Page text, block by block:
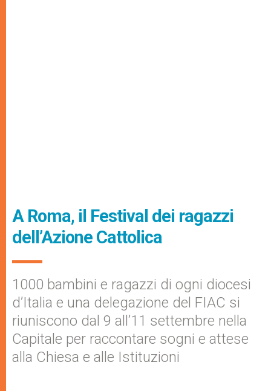
A Roma, il Festival dei ragazzi
dell’Azione Cattolica
1000 bambini e ragazzi di ogni diocesi
d’Italia e una delegazione del FIAC si
riuniscono dal 9 all’11 settembre nella
Capitale per raccontare sogni e attese
alla Chiesa e alle Istituzioni